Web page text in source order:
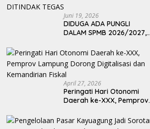
Juni 19, 2026
DIDUGA ADA PUNGLI
DALAM SPMB 2026/2027,
LAMPUNG: PANITIA CURANG
AKAN DITINDAK TEGAS
April 27, 2026
Peringati Hari Otonomi
Daerah ke-XXX, Pemprov
Digitalisasi dan
Kemandirian Fiskal